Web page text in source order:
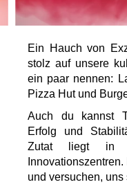
Ein Hauch von
stolz auf unsere
ein paar nennen:
Pizza Hut und
Auch du kannst
Erfolg und
Zutat liegt in
und versuchen, uns